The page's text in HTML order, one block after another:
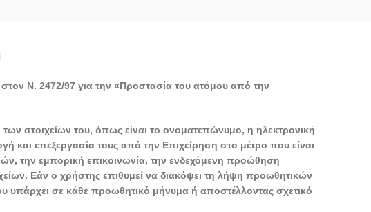
Ν. 2472/97 για την «Προστασία του ατόμου από την
στοιχείων του, όπως είναι το ονοματεπώνυμο, η ηλεκτρονική
και επεξεργασία τους από την Επιχείρηση στο μέτρο που είναι
την εμπορική επικοινωνία, την ενδεχόμενη προώθηση
Εάν ο χρήστης επιθυμεί να διακόψει τη λήψη προωθητικών
υπάρχει σε κάθε προωθητικό μήνυμα ή αποστέλλοντας σχετικό